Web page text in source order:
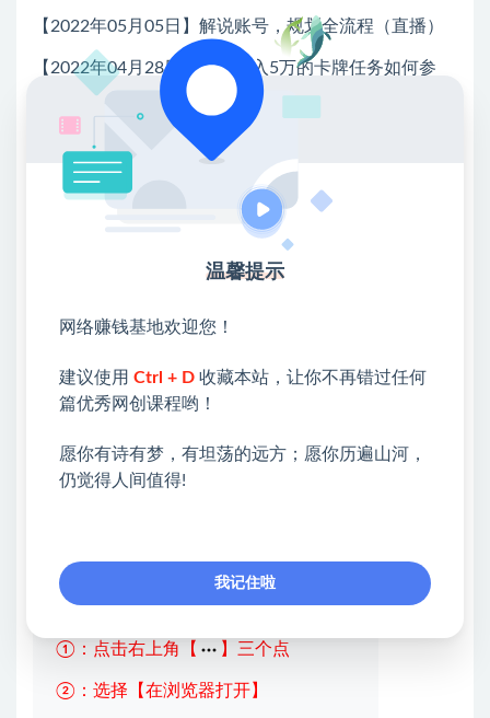
【2022年05月05日】解说账号，规划全流程（直播）
【2022年04月28日】大咖月入5万的卡牌任务如何参
与，手把手实操讲解
【2022年04月21日】如何让创作产生价值：平台商业
化和多平台运营
【2022年03月31日】新手如何运营一个健康账号
【2022年03月25日】影视“变现攻略”，详细讲解当下所
【2022年03月03日】新手如何正确搭建一个健康的抖
【2022年03月10日】解说类目的认知以及变现渠道讲
【2022年01月06日】2022年阿伟老师新年茶话会，展
💖课程资料【免费】领取教程💖
①：点击右上角【 】三个点
②：选择【在浏览器打开】
温馨提示
网络赚钱基地欢迎您！
建议使用 Ctrl + D 收藏本站，让你不再错过任何
篇优秀网创课程哟！
愿你有诗有梦，有坦荡的远方；愿你历遍山河，
仍觉得人间值得!
我记住啦